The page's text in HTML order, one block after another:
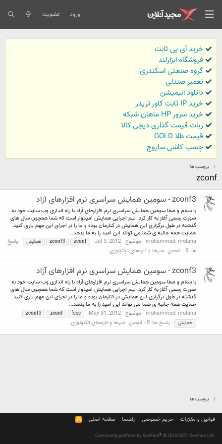
ورود عضویت
خرید آی پی ثابت
فروشگاه ابزارلند
گروه صنعتی اسکندری
تعمیر صندلی
داتلود انیمیشن
خرید IP ثابت کاور تریدر
خرید سرور HP ماهان شبکه
ربات قیمت گذاری دیجی کالا
قیمت طلا GOLD
چسب کاشی ساروج
برچسب ها
zconf
zconf3 - سومین همایش سراسری نرم افزارهای آزاد
با سلام و صفا سومین همایش سراسری نرم افزارهای آزاد با راه اندازی وب سایت خود به
صورت رسمی آغاز به کار کرد. تیم اجرایی همایش امیدوار است که شما همچون سال های
گذشته در طول برگزاری این همایش در کنارمان بوده و ما را در اجرای این مهم یاری کنید.
حمایت همه جانبه ی شما می تواند این امید را به ما بدهد...
mohammad_molana موضوع Jul 3, 2012
zconf
zconf3 همایش
پاسخ
ها: 0
انجمن: خبرها و تازه‌های تکنولوژی
zconf3 - سومین همایش سراسری نرم افزارهای آزاد
با سلام و صفا سومین همایش سراسری نرم افزارهای آزاد با راه اندازی وب سایت خود به
صورت رسمی آغاز به کار کرد. تیم اجرایی همایش امیدوار است که شما همچون سال های
گذشته در طول برگزاری این همایش در کنارمان بوده و ما را در اجرای این مهم یاری کنید.
حمایت همه جانبه ی شما می تواند این امید را به ما بدهد...
mohammad_molana موضوع May 31, 2012
foss
zconf
zconf3
همایش
پاسخ ها: 0 انجمن: خبرها و تازه‌های تکنولوژی
برچسب ها
قوانین و مقرّرات حریم خصوصی راهنما صفحه اصلی
R
S
Community platform by XenForo® © 2010-2021 XenForo Ltd.